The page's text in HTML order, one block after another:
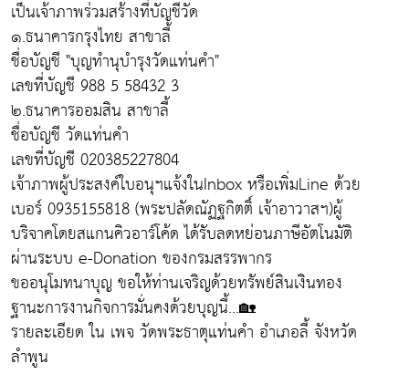
เป็นเจ้าภาพร่วมสร้างที่บัญชีวัด
๑.ธนาคารกรุงไทย สาขาลี้
ชื่อบัญชี "บุญทำนุบำรุงวัดแท่นคำ"
เลขที่บัญชี 988 5 58432 3
๒.ธนาคารออมสิน สาขาลี้
ชื่อบัญชี วัดแท่นคำ
เลขที่บัญชี 020385227804
เจ้าภาพผู้ประสงค์ใบอนุฯแจ้งในInbox หรือเพิ่มLine ด้วย
เบอร์ 0935155818 (พระปลัดณัฏฐกิตติ์ เจ้าอาวาสฯ)ผู้
บริจาคโดยสแกนคิวอาร์โค้ด ได้รับลดหย่อนภาษีอัตโนมัติ
ผ่านระบบ e-Donation ของกรมสรรพากร
ขออนุโมทนาบุญ ขอให้ท่านเจริญด้วยทรัพย์สินเงินทอง
ฐานะการงานกิจการมั่นคงด้วยบุญนี้...🏡
รายละเอียด ใน เพจ วัดพระธาตุแท่นคำ อำเภอลี้ จังหวัด
ลำพูน